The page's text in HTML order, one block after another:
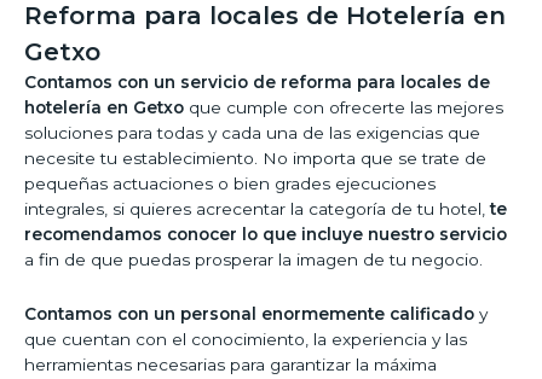
Reforma para locales de Hotelería en
Getxo
Contamos con un servicio de reforma para locales de
hotelería en Getxo que cumple con ofrecerte las mejores
soluciones para todas y cada una de las exigencias que
necesite tu establecimiento. No importa que se trate de
pequeñas actuaciones o bien grades ejecuciones
integrales, si quieres acrecentar la categoría de tu hotel,te
recomendamos conocer lo que incluye nuestro servicio
a fin de que puedas prosperar la imagen de tu negocio.
Contamos con un personal enormemente calificado y
que cuentan con el conocimiento, la experiencia y las
herramientas necesarias para garantizar la máxima